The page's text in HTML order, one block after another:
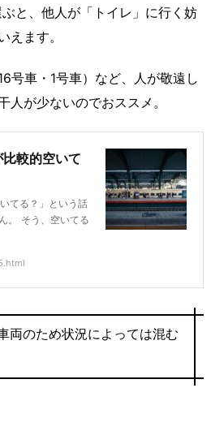
ぶと、他人が「トイレ」に行く妨
えます。
号車・1号車）など、人が敬遠し
人が少ないのでおススメ。
較的空いて
てる？」という話
。 そう、空いてる
両のため状況によっては混む